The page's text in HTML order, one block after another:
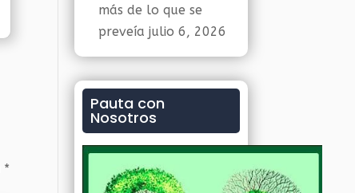
*
más de lo que se
preveía julio 6, 2026
Pauta con
Nosotros